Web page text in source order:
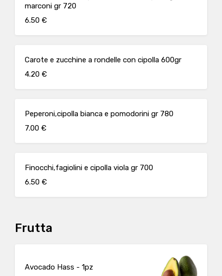
marconi gr 720
6.50 €
Carote e zucchine a rondelle con cipolla 600gr
4.20 €
Peperoni,cipolla bianca e pomodorini gr 780
7.00 €
Finocchi,fagiolini e cipolla viola gr 700
6.50 €
Frutta
Avocado Hass - 1pz